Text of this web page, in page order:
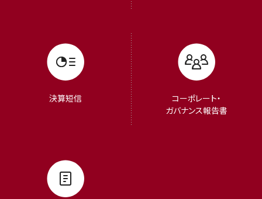
決算短信
コーポレート・
ガバナンス報告書